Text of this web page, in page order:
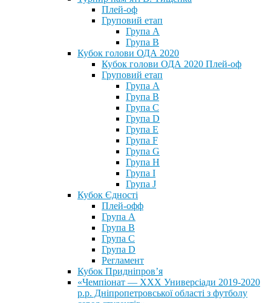
Плей-оф
Груповий етап
Група А
Група В
Кубок голови ОДА 2020
Кубок голови ОДА 2020 Плей-оф
Груповий етап
Група A
Група B
Група C
Група D
Група E
Група F
Група G
Група H
Група I
Група J
Кубок Єдності
Плей-офф
Група А
Група В
Група С
Група D
Регламент
Кубок Придніпров’я
«Чемпіонат — ХХХ Универсіади 2019-2020
р.р. Дніпропетровської області з футболу